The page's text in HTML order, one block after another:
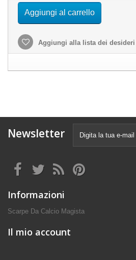
Aggiungi al carrello
Aggiungi alla lista dei desideri
Newsletter
Informazioni
Scarpe Da Calcio Magista
Il mio account